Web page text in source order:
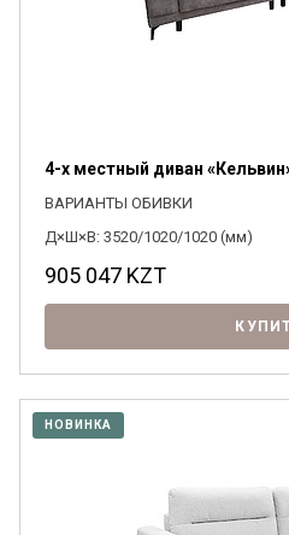
4-х местный диван
ВАРИАНТЫ ОБИВКИ
Д×Ш×В: 3520/1020/1020 (мм)
905 047 KZT
НОВИНКА